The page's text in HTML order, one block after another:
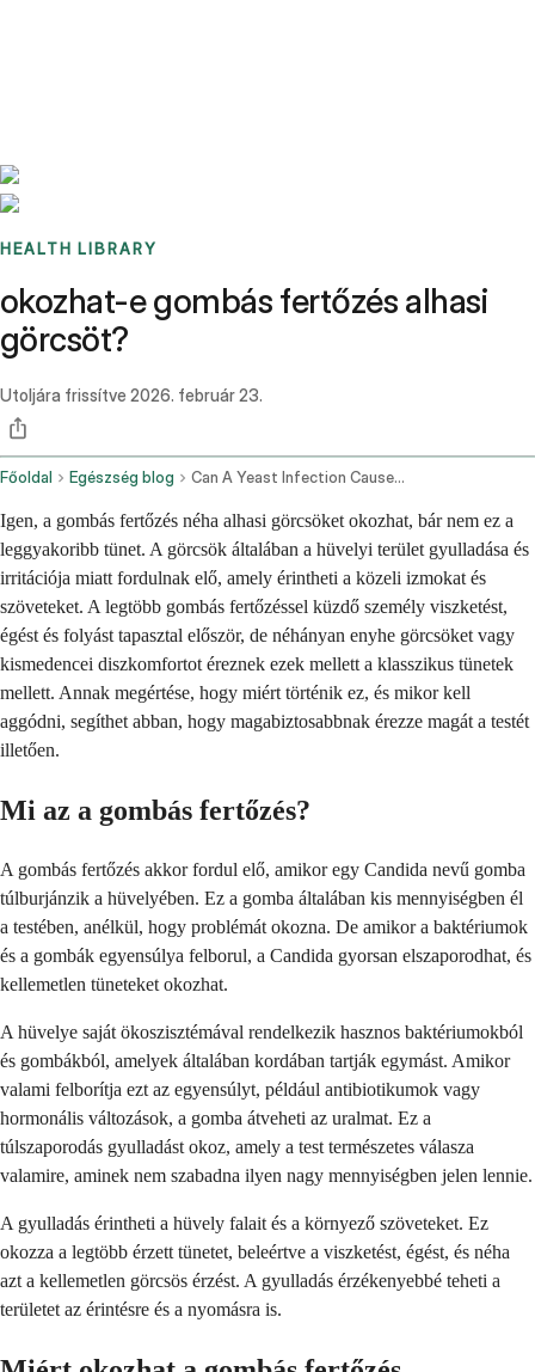
HEALTH LIBRARY
okozhat-e gombás fertőzés alhasi
görcsöt?
Utoljára frissítve 2026. február 23.
Főoldal Egészség blog Can A Yeast Infection Cause Cramping
Igen, a gombás fertőzés néha alhasi görcsöket okozhat, bár nem ez a
leggyakoribb tünet. A görcsök általában a hüvelyi terület gyulladása és
irritációja miatt fordulnak elő, amely érintheti a közeli izmokat és
szöveteket. A legtöbb gombás fertőzéssel küzdő személy viszketést,
égést és folyást tapasztal először, de néhányan enyhe görcsöket vagy
kismedencei diszkomfortot éreznek ezek mellett a klasszikus tünetek
mellett. Annak megértése, hogy miért történik ez, és mikor kell
aggódni, segíthet abban, hogy magabiztosabbnak érezze magát a testét
illetően.
Mi az a gombás fertőzés?
A gombás fertőzés akkor fordul elő, amikor egy Candida nevű gomba
túlburjánzik a hüvelyében. Ez a gomba általában kis mennyiségben él
a testében, anélkül, hogy problémát okozna. De amikor a baktériumok
és a gombák egyensúlya felborul, a Candida gyorsan elszaporodhat, és
kellemetlen tüneteket okozhat.
A hüvelye saját ökoszisztémával rendelkezik hasznos baktériumokból
és gombákból, amelyek általában kordában tartják egymást. Amikor
valami felborítja ezt az egyensúlyt, például antibiotikumok vagy
hormonális változások, a gomba átveheti az uralmat. Ez a
túlszaporodás gyulladást okoz, amely a test természetes válasza
valamire, aminek nem szabadna ilyen nagy mennyiségben jelen lennie.
A gyulladás érintheti a hüvely falait és a környező szöveteket. Ez
okozza a legtöbb érzett tünetet, beleértve a viszketést, égést, és néha
azt a kellemetlen görcsös érzést. A gyulladás érzékenyebbé teheti a
területet az érintésre és a nyomásra is.